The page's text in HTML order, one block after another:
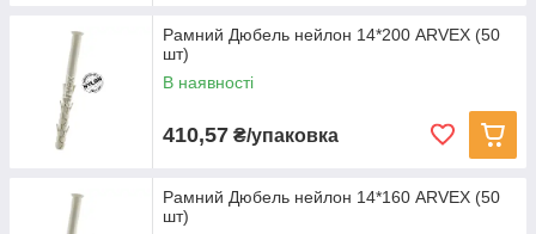
Рамний Дюбель нейлон 14*200 ARVEX (50
шт)
В наявності
410,57 ₴/упаковка
Рамний Дюбель нейлон 14*160 ARVEX (50
шт)